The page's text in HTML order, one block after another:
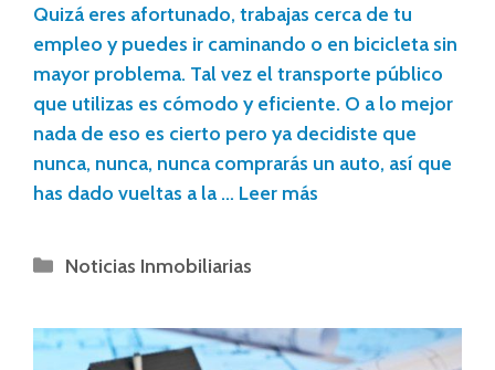
Quizá eres afortunado, trabajas cerca de tu
empleo y puedes ir caminando o en bicicleta sin
mayor problema. Tal vez el transporte público
que utilizas es cómodo y eficiente. O a lo mejor
nada de eso es cierto pero ya decidiste que
nunca, nunca, nunca comprarás un auto, así que
has dado vueltas a la … Leer más
Noticias Inmobiliarias